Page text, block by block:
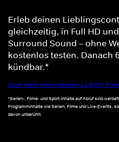
Erleb deinen
gleichzeitig, in Full HD
Surround Sound – ohne
kostenlos testen. Danach
kündbar.*
Noch mehr Informationen zu WOW
*Serien-, Filme- und Sport-Inhalte auf Abruf sind
Programminhalte wie Serien, Filme und Live-Events,
davon unberührt.